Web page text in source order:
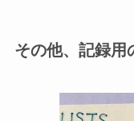
その他、記録用